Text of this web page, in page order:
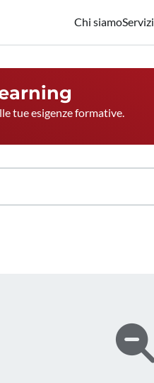
Chi siamoServizi
tue esigenze formative.